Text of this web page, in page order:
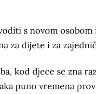
s novom
za dijete i za
kod djece se zna
puno vremena